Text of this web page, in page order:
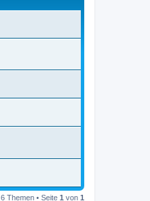
6 Themen • Seite 1 von 1